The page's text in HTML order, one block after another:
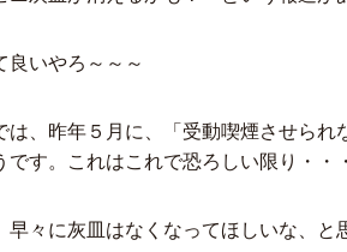
良いやろ～～～
は、昨年５月に、「受動喫煙させら
です。これはこれで恐ろしい限り・・
早々に灰皿はなくなってほしいな、と